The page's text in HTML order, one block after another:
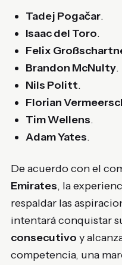
Tadej Pogačar.
Isaac del Toro.
Felix
Brandon McNulty.
Nils Politt.
Florian
Tim Wellens.
Adam Yates.
De acuerdo con el
Emirates, la
respaldar las
intentará conquistar
consecutivo y
competencia, una